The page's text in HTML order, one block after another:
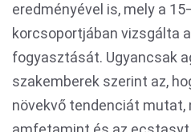
eredményével is, mely a
korcsoportjában vizsgálta
fogyasztását. Ugyancsak
szakemberek szerint az,
növekvő tendenciát mutat,